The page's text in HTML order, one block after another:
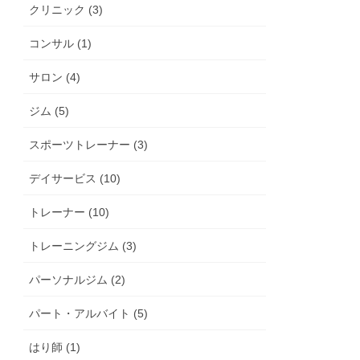
クリニック (3)
コンサル (1)
サロン (4)
ジム (5)
スポーツトレーナー (3)
デイサービス (10)
トレーナー (10)
トレーニングジム (3)
パーソナルジム (2)
パート・アルバイト (5)
はり師 (1)